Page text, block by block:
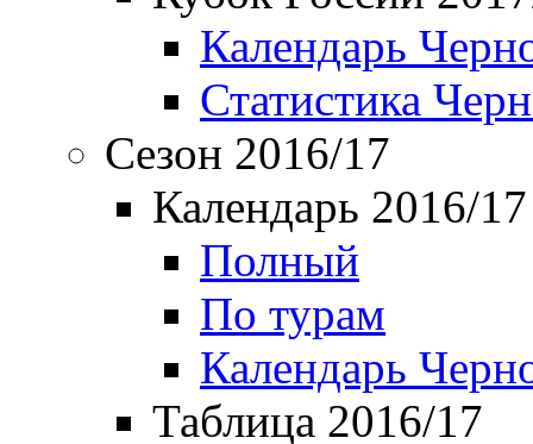
Календарь
Статистика
Сезон 2016/17
Календарь 2016/17
Полный
По турам
Календарь
Таблица 2016/17